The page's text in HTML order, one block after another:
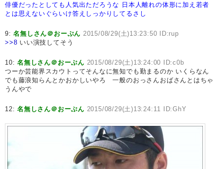
俳優だったとしても人気出ただろうな
日本人離れの体形に加え若者
とは思えないぐらいけ答えしっかりしてるさし
9:名無しさん＠おーぷん 2015/08/29(土)13:23:50 ID:rup
>>8 いい演技してそう
10:名無しさん＠おーぷん 2015/08/29(土)13:24:00 ID:c0b
つーか芸能界スカウトってそんなに無知でも勤まるのか いくらなん
でも藤浪知らんとかおかしいやろ 一般のおっさんおばさんとはちゃ
うんやで
12:名無しさん＠おーぷん 2015/08/29(土)13:24:11 ID:GhY